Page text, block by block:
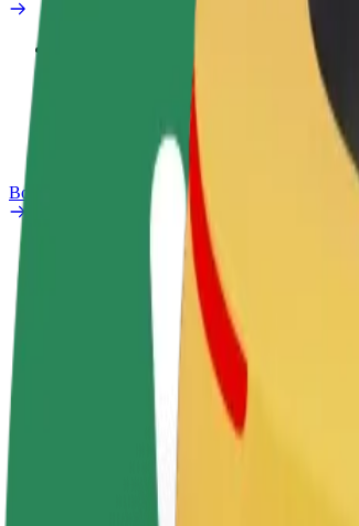
Često postavljana pitanja
Bolt Plus
Često postavljana pitanja
Zarađuj po vlastitim
Postani dostavljač
Dostavljaj hranu i